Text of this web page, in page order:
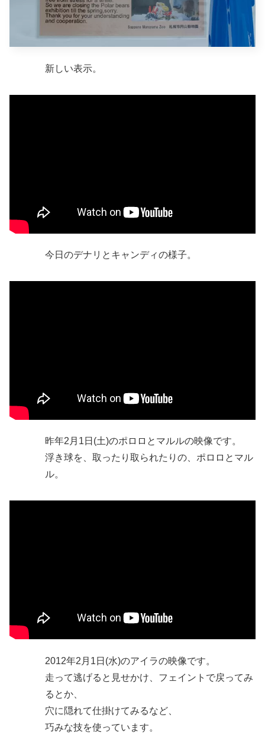
新しい表示。
今日のデナリとキャンディの様子。
昨年2月1日(土)のポロロとマルルの映像です。
浮き球を、取ったり取られたりの、ポロロとマル
ル。
2012年2月1日(水)のアイラの映像です。
走って逃げると見せかけ、フェイントで戻ってみ
るとか、
穴に隠れて仕掛けてみるなど、
巧みな技を使っています。